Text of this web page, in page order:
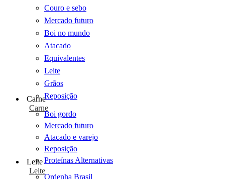
Couro e sebo
Mercado futuro
Boi no mundo
Atacado
Equivalentes
Leite
Grãos
Reposição
Carne
Carne
Boi gordo
Mercado futuro
Atacado e varejo
Reposição
Proteínas Alternativas
Leite
Leite
Ordenha Brasil